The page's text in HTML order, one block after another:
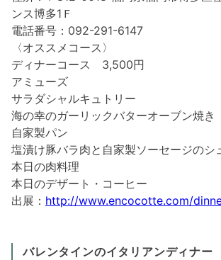
ンス博多1Ｆ
電話番号：092-291-6147
〈オススメコース〉
ディナーコース 3,500円
アミューズ
サラダシャルキュトリー
海の幸のガーリックバターオーブン焼き
自家製パン
塩漬け豚バラ肉と自家製ソーセージのシ
本日の肉料理
本日のデザート・コーヒー
出展： http://www.encocotte.com/
バレンタインのイタリアンディナー